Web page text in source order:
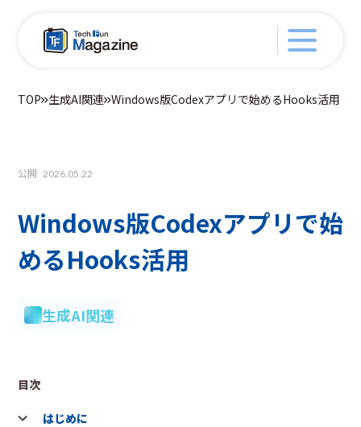
TOP 生成AI関連 Windows版Codexアプリで始めるHooks活用
公開 2026.05.22
Windows版Codexアプリで始
めるHooks活用
生成AI関連
目次
はじめに